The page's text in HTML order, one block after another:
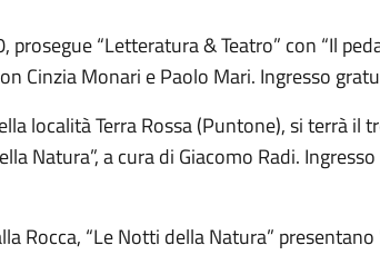
“Letteratura & Teatro” con “Il
Cinzia Monari e Paolo Mari. Ingresso
località Terra Rossa (Puntone), si terrà il
Natura”, a cura di Giacomo Radi.
Rocca, “Le Notti della Natura”